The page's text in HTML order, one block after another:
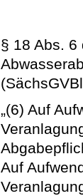
§ 18 Abs.
„(6) Auf
Auf